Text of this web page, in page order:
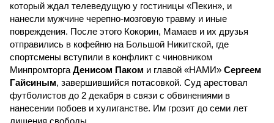
который ждал телеведущую у гостиницы «Пекин», и
нанесли мужчине черепно-мозговую травму и иные
повреждения. После этого Кокорин, Мамаев и их друзья
отправились в кофейню на Большой Никитской, где
спортсмены вступили в конфликт с чиновником
Минпромторга Денисом Паком и главой «НАМИ» Сергеем
Гайсиным, завершившийся потасовкой. Суд арестовал
футболистов до 2 декабря в связи с обвинениями в
нанесении побоев и хулиганстве. Им грозит до семи лет
лишения свободы.